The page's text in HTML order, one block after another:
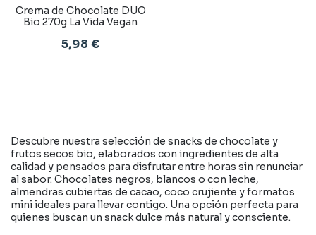
Crema de Chocolate DUO
Bio 270g La Vida Vegan
5,98 €
Descubre nuestra selección de snacks de chocolate y
frutos secos bio, elaborados con ingredientes de alta
calidad y pensados para disfrutar entre horas sin renunciar
al sabor. Chocolates negros, blancos o con leche,
almendras cubiertas de cacao, coco crujiente y formatos
mini ideales para llevar contigo. Una opción perfecta para
quienes buscan un snack dulce más natural y consciente.